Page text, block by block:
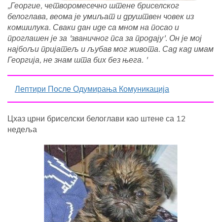
„Георгие, четворомесечно штене бриселског
белоглава, веома је умиљат и друштвен човек из
комшилука. Сваки дан иде са мном на посао и
проглашен је за 'званичног пса за продају'. Он је мој
најбољи пријатељ и љубав мог живота. Сад кад имам
Георгија, не знам шта бих без њега. '
Лептири После Одумирања Комуникација
Цхаз црни бриселски белоглави као штене са 12
недеља